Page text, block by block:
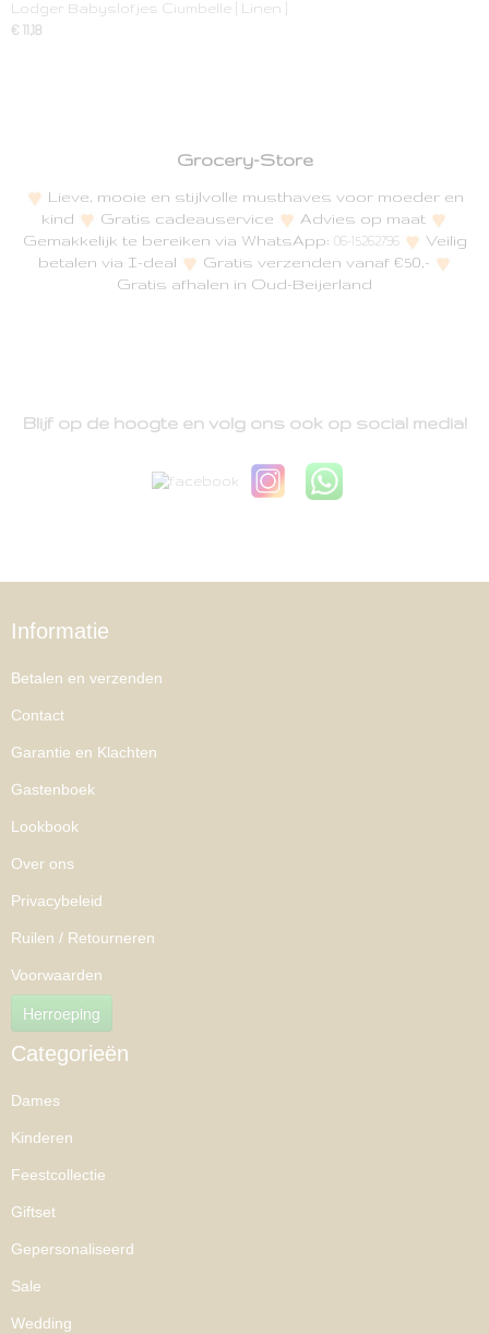
Lodger Babyslofjes Ciumbelle [ Linen ]
€ 11,18
Grocery-Store
Lieve, mooie en stijlvolle musthaves voor moeder en
kind
Gratis cadeauservice
Advies op maat
Gemakkelijk te bereiken via WhatsApp: 06-15262796
Veilig
betalen via I-deal
Gratis verzenden vanaf €50,-
Gratis afhalen in Oud-Beijerland
Blijf op de hoogte en volg ons ook op social media!
Informatie
Betalen en verzenden
Contact
Garantie en Klachten
Gastenboek
Lookbook
Over ons
Privacybeleid
Ruilen / Retourneren
Voorwaarden
Herroeping
Categorieën
Dames
Kinderen
Feestcollectie
Giftset
Gepersonaliseerd
Sale
Wedding